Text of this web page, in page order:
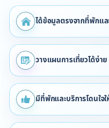
ได้ข้อมูลตรงจากที่พักแล
วางแผนการเที่ยวได้ง่า
มีที่พักและบริการโดนใจ